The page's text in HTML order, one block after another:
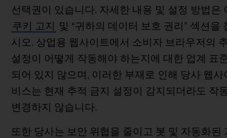
선택권이 있습니다. 자세한 내용 및 설정 방법은
쿠키 고지
및 “귀하의 데이터 보호 권리” 섹션을
시오. 상업용 웹사이트에서 소비자 브라우저의
설정이 어떻게 작동해야 하는지에 대한 업계 표
되어 있지 않으며, 이러한 부재로 인해 당사 웹사
비스는 현재 추적 금지 설정이 감지되더라도 작
변경하지 않습니다.
또한 당사는 보안 위협을 줄이고 봇 및 자동화된